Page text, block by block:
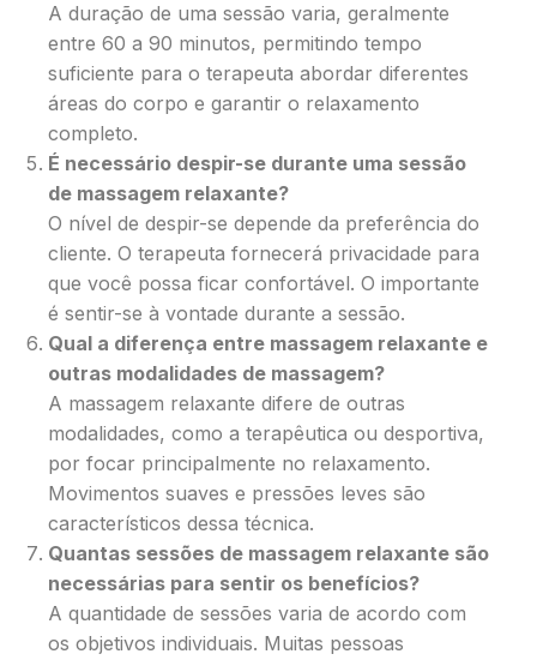
A duração de uma sessão varia, geralmente
entre 60 a 90 minutos, permitindo tempo
suficiente para o terapeuta abordar diferentes
áreas do corpo e garantir o relaxamento
completo.
É necessário despir-se durante uma sessão
de massagem relaxante?
O nível de despir-se depende da preferência do
cliente. O terapeuta fornecerá privacidade para
que você possa ficar confortável. O importante
é sentir-se à vontade durante a sessão.
Qual a diferença entre massagem relaxante e
outras modalidades de massagem?
A massagem relaxante difere de outras
modalidades, como a terapêutica ou desportiva,
por focar principalmente no relaxamento.
Movimentos suaves e pressões leves são
característicos dessa técnica.
Quantas sessões de massagem relaxante são
necessárias para sentir os benefícios?
A quantidade de sessões varia de acordo com
os objetivos individuais. Muitas pessoas